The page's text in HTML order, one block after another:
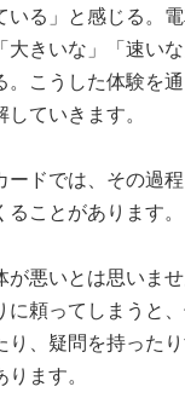
いる」と感じる。
大きいな」「速い
。こうした体験を
ていきます。
ードでは、その過
ことがあります。
が悪いとは思いま
に頼ってしまうと
り、疑問を持った
ます。